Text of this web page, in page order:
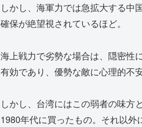
しかし、海軍力では急拡大する中
確保が絶望視されているほど。
海上戦力で劣勢な場合は、隠密性
有効であり、優勢な敵に心理的不
しかし、台湾にはこの弱者の味方
1980年代に買ったもの。それ以